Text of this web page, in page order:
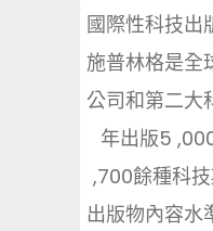
國際性科技出
施普林格是全
公司和第二大
年出版5
,700餘種科
出版物內容水